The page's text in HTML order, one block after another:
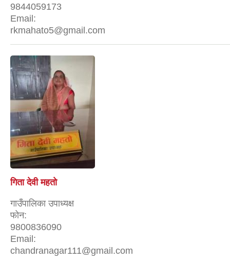
9844059173
Email:
rkmahato5@gmail.com
गिता देवी महताे
गाउँपालिका उपाध्यक्ष
फोन:
9800836090
Email:
chandranagar111@gmail.com